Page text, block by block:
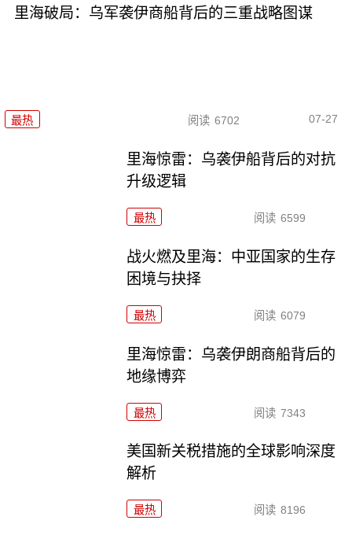
里海破局：乌军袭伊商船背后的三重战略图谋
最热 阅读 6702 07-27
里海惊雷：乌袭伊船背后的对抗
升级逻辑
最热 阅读 6599
战火燃及里海：中亚国家的生存
困境与抉择
最热 阅读 6079
里海惊雷：乌袭伊朗商船背后的
地缘博弈
最热 阅读 7343
美国新关税措施的全球影响深度
解析
最热 阅读 8196